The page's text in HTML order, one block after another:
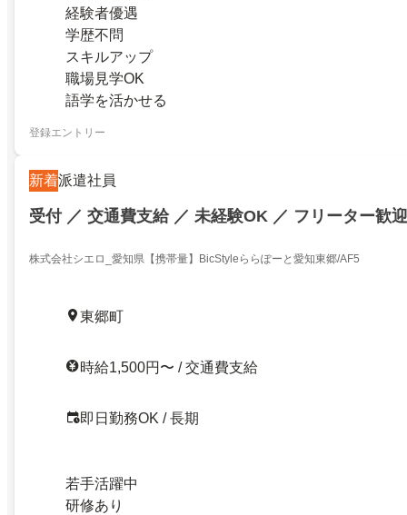
経験者優遇
学歴不問
スキルアップ
職場見学OK
語学を活かせる
登録エントリー
新着派遣社員
受付 ／ 交通費支給 ／ 未経験OK ／ フリーター歓迎
株式会社シエロ_愛知県【携帯量】BicStyleららぽーと愛知東郷/AF5
東郷町
時給1,500円〜 / 交通費支給
即日勤務OK / 長期
若手活躍中
研修あり